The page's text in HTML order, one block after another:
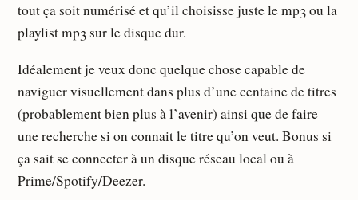
tout ça soit numérisé et qu’il choisisse juste le mp3 ou la
playlist mp3 sur le disque dur.
Idéalement je veux donc quelque chose capable de
naviguer visuellement dans plus d’une centaine de titres
(probablement bien plus à l’avenir) ainsi que de faire
une recherche si on connait le titre qu’on veut. Bonus si
ça sait se connecter à un disque réseau local ou à
Prime/Spotify/Deezer.